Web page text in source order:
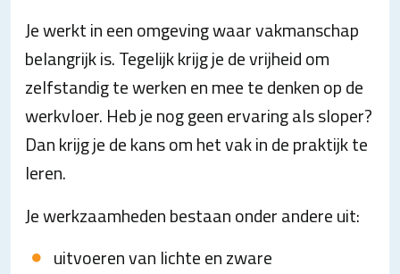
Je werkt in een omgeving waar vakmanschap
belangrijk is. Tegelijk krijg je de vrijheid om
zelfstandig te werken en mee te denken op de
werkvloer. Heb je nog geen ervaring als sloper?
Dan krijg je de kans om het vak in de praktijk te
leren.
Je werkzaamheden bestaan onder andere uit:
uitvoeren van lichte en zware